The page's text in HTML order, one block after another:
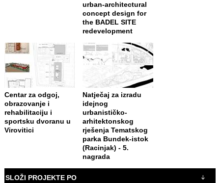
urban-architectural
concept design for
the BADEL SITE
redevelopment
Centar za odgoj,
obrazovanje i
rehabilitaciju i
sportsku dvoranu u
Virovitici
Natječaj za izradu
idejnog
urbanističko-
arhitektonskog
rješenja Tematskog
parka Bundek-istok
(Racinjak) - 5.
nagrada
SLOŽI PROJEKTE PO